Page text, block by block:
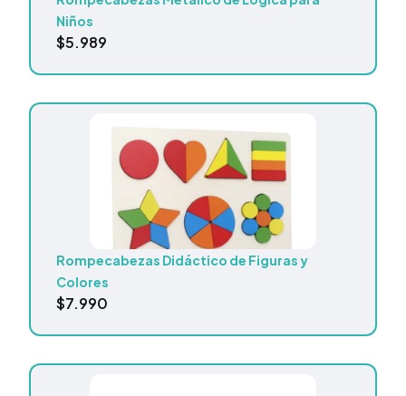
Niños
$5.989
Rompecabezas Didáctico de Figuras y
Colores
$7.990